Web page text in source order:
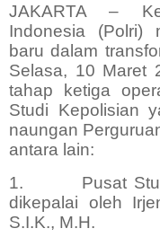
JAKARTA –
Indonesia (Polri)
baru dalam
Selasa, 10 Maret
tahap ketiga
Studi Kepolisian
naungan
antara lain:
1.
Pusat
dikepalai oleh
S.I.K., M.H.